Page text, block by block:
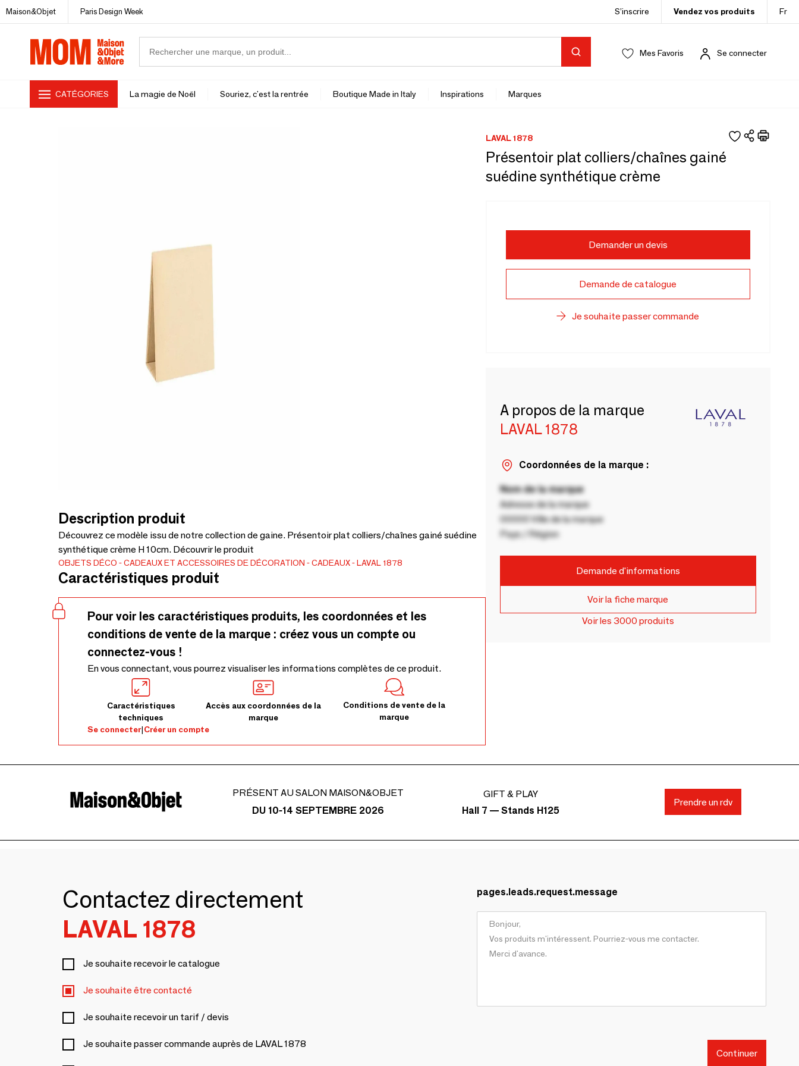
Maison&Objet Paris Design Week S’inscrire Vendez vos produits Fr
Mes Favoris Se connecter
CATÉGORIES La magie de Noël Souriez, c'est la rentrée Boutique Made in Italy Inspirations Marques
Description produit
Découvrez ce modèle issu de notre collection de gaine. Présentoir plat colliers/chaînes gainé suédine
synthétique crème H 10cm. Découvrir le produit
OBJETS DÉCO CADEAUX ET ACCESSOIRES DE DÉCORATION CADEAUX LAVAL 1878
Caractéristiques produit
Pour voir les caractéristiques produits, les coordonnées et les
conditions de vente de la marque : créez vous un compte ou
connectez-vous !
En vous connectant, vous pourrez visualiser les informations complètes de ce produit.
Caractéristiques
techniques
Accès aux coordonnées de la
marque
Conditions de vente de la
marque
Se connecter|Créer un compte
LAVAL 1878
Présentoir plat colliers/chaînes gainé
suédine synthétique crème
Demander un devis
Demande de catalogue
Je souhaite passer commande
A propos de la marque
LAVAL 1878
Coordonnées de la marque :
Nom de la marque
Adresse de la marque
00000 Ville de la marque
Pays / Région
Demande d'informations
Voir la fiche marque
Voir les 3000 produits
PRÉSENT AU SALON MAISON&OBJET
DU 10-14 SEPTEMBRE 2026
GIFT & PLAY
Hall 7 — Stands H125
Prendre un rdv
Contactez directement
LAVAL 1878
Je souhaite recevoir le catalogue
Je souhaite être contacté
Je souhaite recevoir un tarif / devis
Je souhaite passer commande auprès de LAVAL 1878
pages.leads.request.message
Continuer